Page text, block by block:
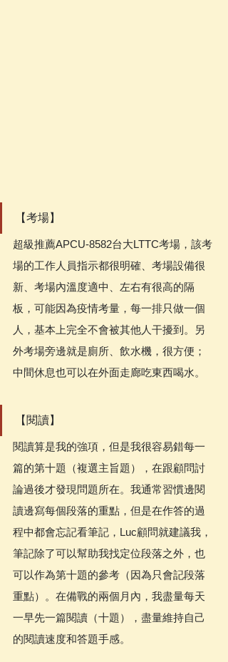
【考場】
超級推薦APCU-8582台大LTTC考場，該考
場的工作人員指示都很明確、考場設備很
新、考場內溫度適中、左右有很高的隔
板，可能因為疫情考量，每一排只做一個
人，基本上完全不會被其他人干擾到。另
外考場旁邊就是廁所、飲水機，很方便；
中間休息也可以在外面走廊吃東西喝水。
【閱讀】
閱讀算是我的強項，但是我很容易錯每一
篇的第十題（複選主旨題），在跟顧問討
論過後才發現問題所在。我通常習慣邊閱
讀邊寫每個段落的重點，但是在作答的過
程中都會忘記看筆記，Luc顧問就建議我，
筆記除了可以幫助我找定位段落之外，也
可以作為第十題的參考（因為只會記段落
重點）。在備戰的兩個月內，我盡量每天
一早先一篇閱讀（十題），盡量維持自己
的閱讀速度和答題手感。